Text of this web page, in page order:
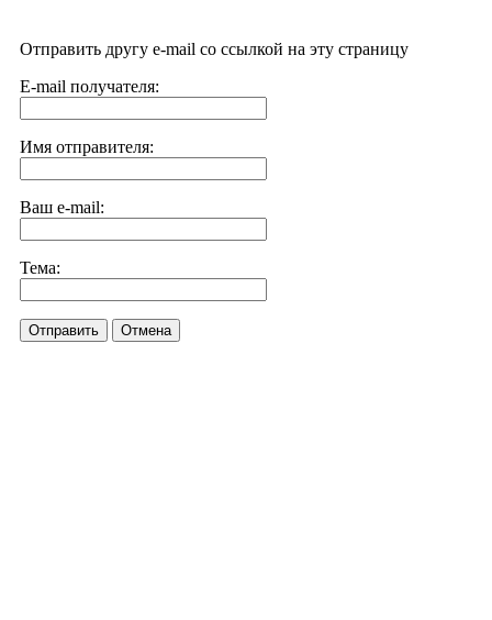
Отправить другу e-mail со ссылкой на эту страницу
E-mail получателя:
Имя отправителя:
Ваш e-mail:
Тема:
Отправить Отмена